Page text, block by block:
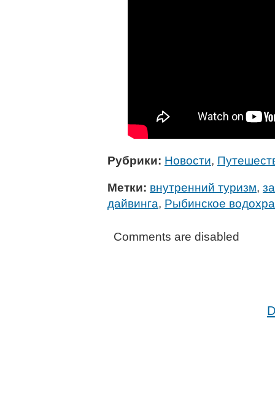
Рубрики: Новости,
Метки: внутренний туризм,
дайвинга, Рыбинское
Comments are disabled